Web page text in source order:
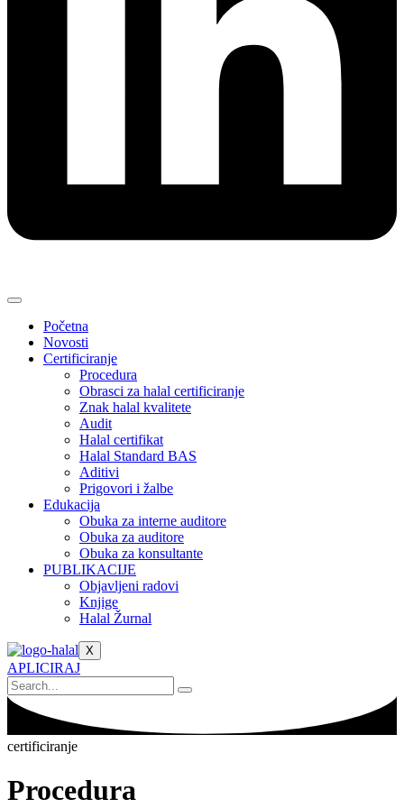
Početna
Novosti
Certificiranje
Procedura
Obrasci za halal certificiranje
Znak halal kvalitete
Audit
Halal certifikat
Halal Standard BAS
Aditivi
Prigovori i žalbe
Edukacija
Obuka za interne auditore
Obuka za auditore
Obuka za konsultante
PUBLIKACIJE
Objavljeni radovi
Knjige
Halal Žurnal
X
APLICIRAJ
certificiranje
Procedura